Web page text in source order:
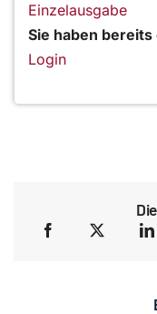
Einzelausgabe
Sie haben bereits
Login